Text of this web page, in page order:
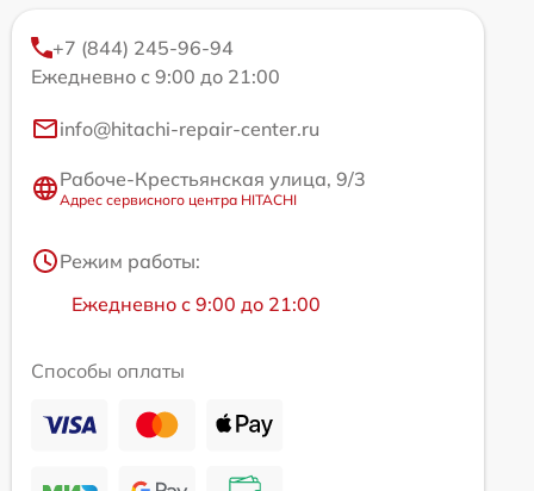
+7 (844) 245-96-94
Ежедневно с 9:00 до 21:00
info@hitachi-repair-center.ru
Рабоче-Крестьянская улица, 9/3
Адрес сервисного центра HITACHI
Режим работы:
Ежедневно с 9:00 до 21:00
Способы оплаты